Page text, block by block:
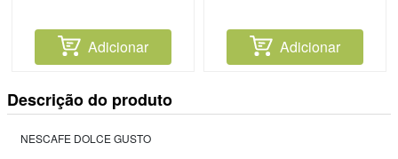
Adicionar Adicionar
Descrição do produto
NESCAFE DOLCE GUSTO